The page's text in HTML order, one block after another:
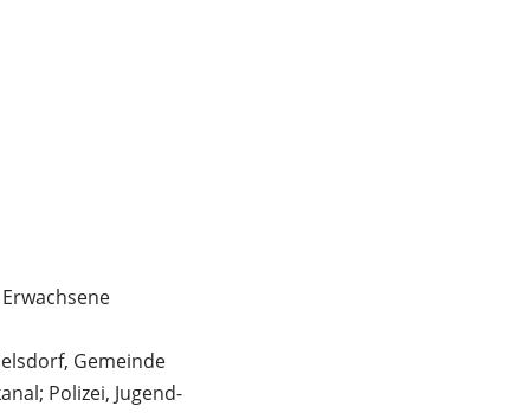
Gemeinde
Polizei, Jugend-